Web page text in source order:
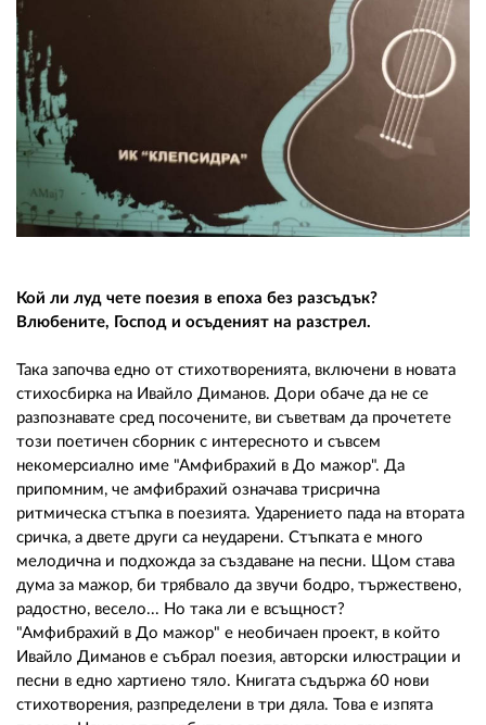
Кой ли луд чете поезия в епоха без разсъдък?
Влюбените, Господ и осъденият на разстрел.
Така започва едно от стихотворенията, включени в новата
стихосбирка на Ивайло Диманов. Дори обаче да не се
разпознавате сред посочените, ви съветвам да прочетете
този поетичен сборник с интересното и съвсем
некомерсиално име "Амфибрахий в До мажор". Да
припомним, че амфибрахий означава трисрична
ритмическа стъпка в поезията. Ударението пада на втората
сричка, а двете други са неударени. Стъпката е много
мелодична и подхожда за създаване на песни. Щом става
дума за мажор, би трябвало да звучи бодро, тържествено,
радостно, весело... Но така ли е всъщност?
"Амфибрахий в До мажор" e необичаен проект, в който
Ивайло Диманов е събрал поезия, авторски илюстрации и
песни в едно хартиено тяло. Книгата съдържа 60 нови
стихотворения, разпределени в три дяла. Това е изпята